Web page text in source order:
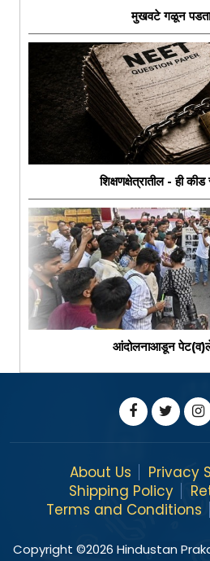
मुखवटे गळून
शिक्षणक्षेत्रातील - ही कीड
आंदोलनाआडून
About Us
Privacy
Shipping Policy
Terms and Conditions
Copyright ©2026 Hindustan